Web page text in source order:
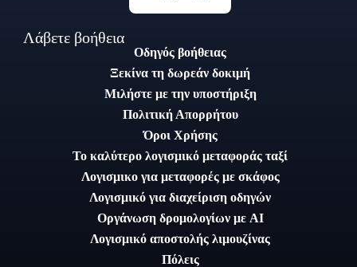
Λάβετε βοήθεια
Οδηγός βοήθειας
Ξεκίνα τη δωρεάν δοκιμή
Μιλήστε με την υποστήριξη
Πολιτική Απορρήτου
Όροι Χρήσης
Το καλύτερο λογισμικό μεταφοράς ταξί
Λογισμικο για μεταφορές με σκάφος
Λογισμικό για διαχείριση οδηγών
Οργάνωση δρομολογίων με AI
Λογισμικό αποστολής λιμουζίνας
Πόλεις